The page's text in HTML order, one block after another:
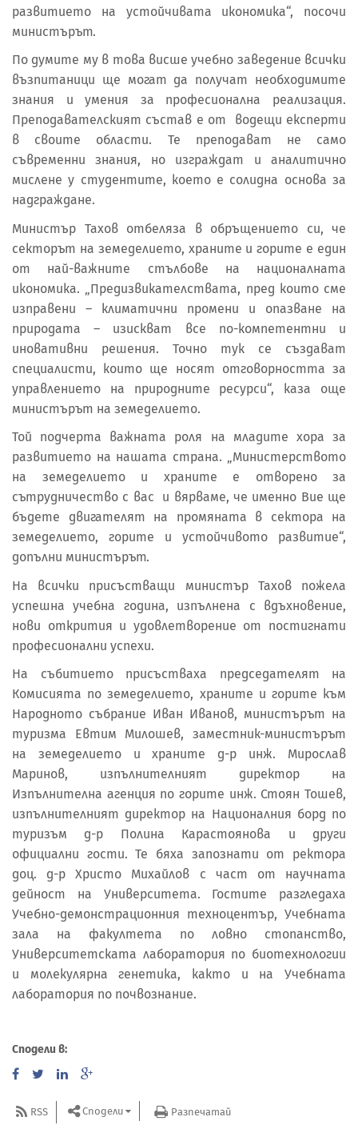
развитието на устойчивата икономика“, посочи
министърът.
По думите му в това висше учебно заведение всички
възпитаници ще могат да получат необходимите
знания и умения за професионална реализация.
Преподавателският състав е от водещи експерти
в своите области. Те преподават не само
съвременни знания, но изграждат и аналитично
мислене у студентите, което е солидна основа за
надграждане.
Министър Тахов отбеляза в обръщението си, че
секторът на земеделието, храните и горите е един
от най-важните стълбове на националната
икономика. „Предизвикателствата, пред които сме
изправени – климатични промени и опазване на
природата – изискват все по-компетентни и
иновативни решения. Точно тук се създават
специалисти, които ще носят отговорността за
управлението на природните ресурси“, каза още
министърът на земеделието.
Той подчерта важната роля на младите хора за
развитието на нашата страна. „Министерството
на земеделието и храните е отворено за
сътрудничество с вас и вярваме, че именно Вие ще
бъдете двигателят на промяната в сектора на
земеделието, горите и устойчивото развитие“,
допълни министърът.
На всички присъстващи министър Тахов пожела
успешна учебна година, изпълнена с вдъхновение,
нови открития и удовлетворение от постигнати
професионални успехи.
На събитието присъстваха председателят на
Комисията по земеделието, храните и горите към
Народното събрание Иван Иванов, министърът на
туризма Евтим Милошев, заместник-министърът
на земеделието и храните д-р инж. Мирослав
Маринов, изпълнителният директор на
Изпълнителна агенция по горите инж. Стоян Тошев,
изпълнителният директор на Националния борд по
туризъм д-р Полина Карастоянова и други
официални гости. Те бяха запознати от ректора
доц. д-р Христо Михайлов с част от научната
дейност на Университета. Гостите разгледаха
Учебно-демонстрационния техноцентър, Учебната
зала на факултета по ловно стопанство,
Университетската лаборатория по биотехнологии
и молекулярна генетика, както и на Учебната
лаборатория по почвознание.
Сподели в:
RSS Сподели Разпечатай